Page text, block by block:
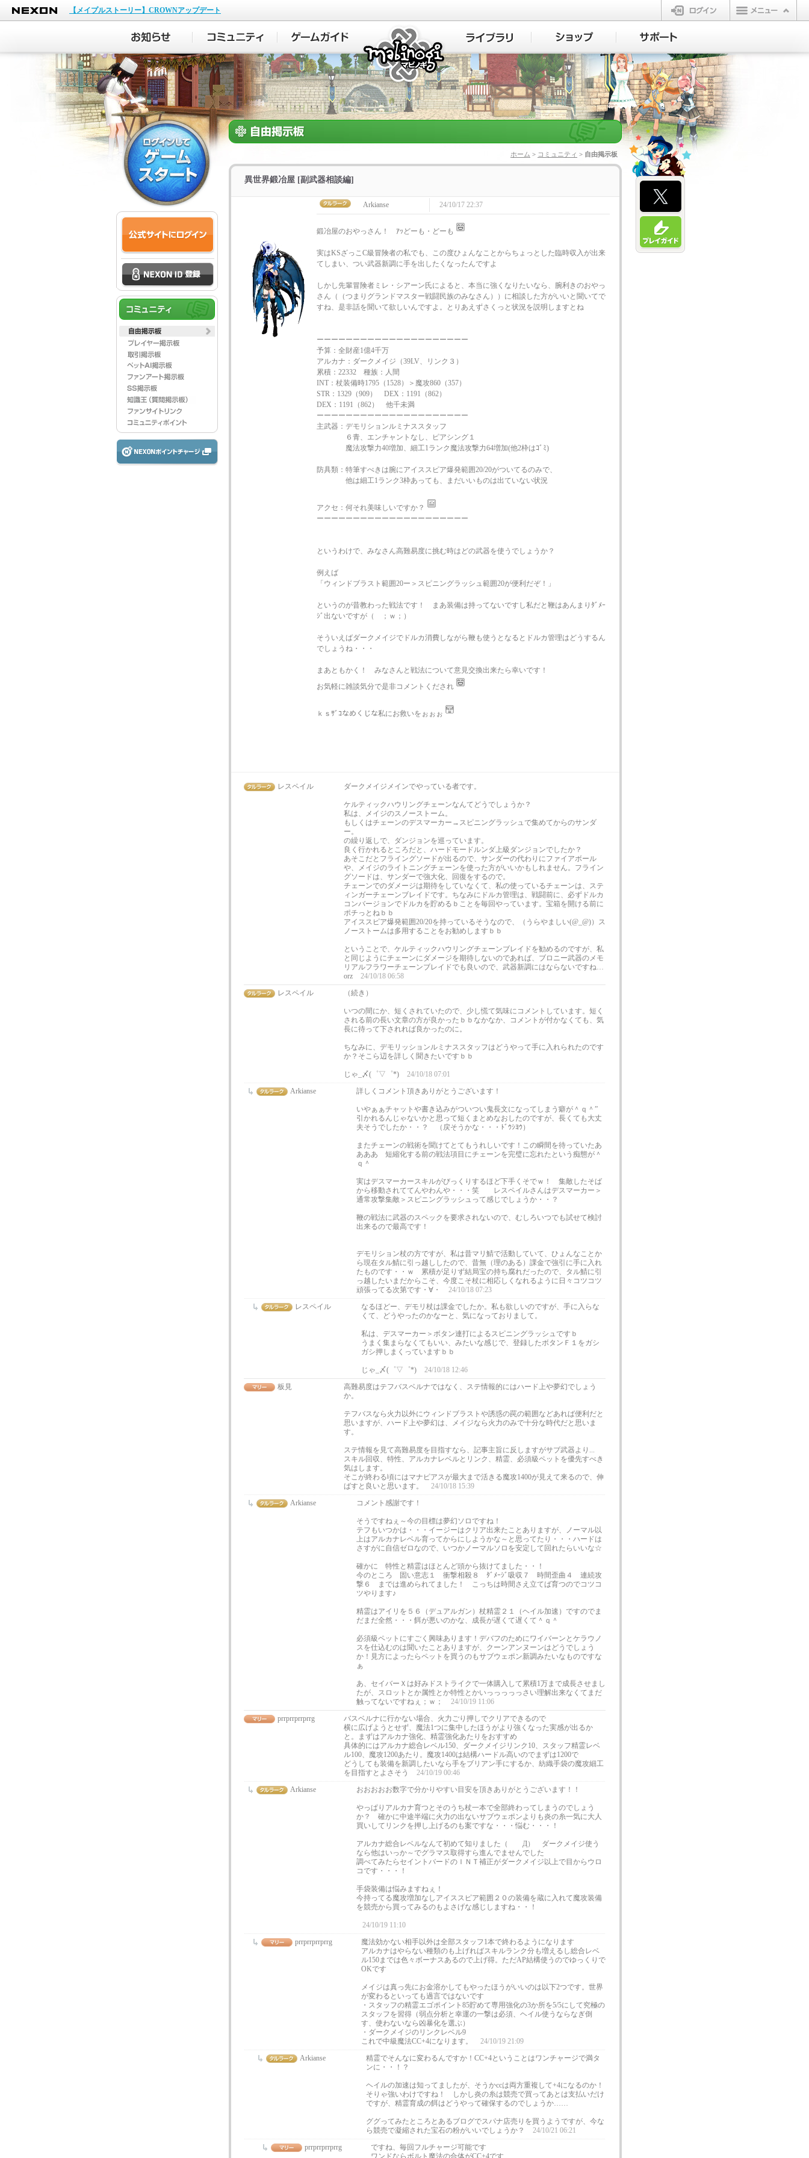
NEXON
【メイプルストーリー】CROWNアップデート
ログイン
マビノギ
ホーム > コミュニティ > 自由掲示板
異世界鍛冶屋 [副武器相談編]
Arkianse 24/10/17 22:37
鍛冶屋のおやっさん！ ｱｯどーも・どーも
実はKSざっこC級冒険者の私でも、この度ひょんなことからちょっとした臨時収入が出来
てしまい、つい武器新調に手を出したくなったんですよ
しかし先輩冒険者ミレ・シアーン氏によると、本当に強くなりたいなら、腕利きのおやっ
さん（（つまりグランドマスター戦闘民族のみなさん））に相談した方がいいと聞いてで
すね、是非話を聞いて欲しいんですよ。とりあえずさくっと状況を説明しますとね
ーーーーーーーーーーーーーーーーーーーーー
予算：全財産1億4千万
アルカナ：ダークメイジ（39LV、リンク３）
累積：22332 種族：人間
INT：杖装備時1795（1528）＞魔攻860（357）
STR：1329（909） DEX：1191（862）
DEX：1191（862） 他千未満
ーーーーーーーーーーーーーーーーーーーーー
主武器：デモリションルミナススタッフ
６青、エンチャントなし、ピアシング１
魔法攻撃力40増加、細工1ランク魔法攻撃力64増加(他2枠はｺﾞﾐ)
防具類：特筆すべきは腕にアイススピア爆発範囲20/20がついてるのみで、
他は細工1ランク3枠あっても、まだいいものは出ていない状況
アクセ：何それ美味しいですか？
ーーーーーーーーーーーーーーーーーーーーー
というわけで、みなさん高難易度に挑む時はどの武器を使うでしょうか？
例えば
「ウィンドブラスト範囲20ー＞スピニングラッシュ範囲20が便利だぞ！」
というのが昔教わった戦法です！ まあ装備は持ってないですし私だと鞭はあんまりﾀﾞﾒｰ
ｼﾞ出ないですが（ ；ｗ；）
そういえばダークメイジでドルカ消費しながら鞭も使うとなるとドルカ管理はどうするん
でしょうね・・・
まあともかく！ みなさんと戦法について意見交換出来たら幸いです！
お気軽に雑談気分で是非コメントくだされ
ｋｓｻﾞｺなめくじな私にお救いをぉぉぉ
レスペイル ダークメイジメインでやっている者です。
ケルティックハウリングチェーンなんてどうでしょうか？
私は、メイジのスノーストーム。
もしくはチェーンのデスマーカー→スピニングラッシュで集めてからのサンダ
ー。
の繰り返しで、ダンジョンを巡っています。
良く行かれるところだと、ハードモードルンダ上級ダンジョンでしたか？
あそこだとフライングソードが出るので、サンダーの代わりにファイアボール
や、メイジのライトニングチェーンを使った方がいいかもしれません。フライン
グソードは、サンダーで強大化、回復をするので。
チェーンでのダメージは期待をしていなくて、私の使っているチェーンは、ステ
ィンガーチェーンブレイドです。ちなみにドルカ管理は、戦闘前に、必ずドルカ
コンバージョンでドルカを貯めるｂことを毎回やっています。宝箱を開ける前に
ポチっとねｂｂ
アイススピア爆発範囲20/20を持っているそうなので、（うらやましい(@_@)）ス
ノーストームは多用することをお勧めしますｂｂ
ということで、ケルティックハウリングチェーンブレイドを勧めるのですが、私
と同じようにチェーンにダメージを期待しないのであれば、ブロニー武器のメモ
リアルフラワーチェーンブレイドでも良いので、武器新調にはならないですね…
orz
24/10/18 06:58
レスペイル
（続き）
いつの間にか、短くされていたので、少し慌て気味にコメントしています。短く
される前の長い文章の方が良かったｂｂなかなか、コメントが付かなくても、気
長に待って下されれば良かったのに。
ちなみに、デモリッションルミナススタッフはどうやって手に入れられたのです
か？そこら辺を詳しく聞きたいですｂｂ
じゃ_〆(゜▽゜*)
24/10/18 07:01
Arkianse
詳しくコメント頂きありがとうございます！
いやぁぁチャットや書き込みがついつい鬼長文になってしまう癖が＾ｑ＾”
引かれるんじゃないかと思って短くまとめなおしたのですが、長くても大丈
夫そうでしたか・・？ （戻そうかな・・・ﾄﾞｳｼﾖｳ）
またチェーンの戦術を聞けてとてもうれしいです！この瞬間を待っていたあ
あああ 短縮化する前の戦法項目にチェーンを完璧に忘れたという痴態が＾
ｑ＾
実はデスマーカースキルがびっくりするほど下手くそでｗ！ 集敵したそば
から移動されててんやわんや・・・笑 レスペイルさんはデスマーカー＞
通常攻撃集敵＞スピニングラッシュって感じでしょうか・・？
鞭の戦法に武器のスペックを要求されないので、むしろいつでも試せて検討
出来るので最高です！
デモリション杖の方ですが、私は昔マリ鯖で活動していて、ひょんなことか
ら現在タル鯖に引っ越ししたので、昔無（理のある）課金で強引に手に入れ
たものです・・ｗ 累積が足りず結局宝の持ち腐れだったので、タル鯖に引
っ越したいまだからこそ、今度こそ杖に相応しくなれるように日々コツコツ
頑張ってる次第です・∀・
24/10/18 07:23
レスペイル
なるほどー、デモリ杖は課金でしたか。私も欲しいのですが、手に入らな
くて、どうやったのかなーと、気になっておりまして。
私は、デスマーカー＞ボタン連打によるスピニングラッシュですｂ
うまく集まらなくてもいい、みたいな感じで、登録したボタンＦ１をガシ
ガシ押しまくっていますｂｂ
じゃ_〆(゜▽゜*)
24/10/18 12:46
板見
高難易度はテフバスベルナではなく、ステ情報的にはハード上や夢幻でしょう
か。
テフバスなら火力以外にウィンドブラストや誘惑の罠の範囲などあれば便利だと
思いますが、ハード上や夢幻は、メイジなら火力のみで十分な時代だと思いま
す。
ステ情報を見て高難易度を目指すなら、記事主旨に反しますがサブ武器より...
スキル回収、特性、アルカナレベルとリンク、精霊、必須級ペットを優先すべき
気はします。
そこが終わる頃にはマナピアスが最大まで活きる魔攻1400が見えて来るので、伸
ばすと良いと思います。
24/10/18 15:39
Arkianse
コメント感謝です！
そうですねぇ～今の目標は夢幻ソロですね！
テフもいつかは・・・イージーはクリア出来たことありますが、ノーマル以
上はアルカナレベル育ってからにしようかな～と思ってたり・・・ハードは
さすがに自信ゼロなので、いつかノーマルソロを安定して回れたらいいな☆
確かに 特性と精霊はほとんど頭から抜けてました・・！
今のところ 固い意志１ 衝撃相殺８ ﾀﾞﾒｰｼﾞ吸収７ 時間歪曲４ 連続攻
撃６ までは進められてました！ こっちは時間さえ立てば育つのでコツコ
ツやります♪
精霊はアイリを５６（デュアルガン）杖精霊２１（ヘイル加速）ですのでま
だまだ全然・・・餌が悪いのかな、成長が遅くて遅くて＾ｑ＾
必須級ペットにすごく興味あります！デバフのためにワイバーンとケラウノ
スを仕込むのは聞いたことありますが、クーンアンヌーンはどうでしょう
か！見方によったらペットを買うのもサブウェポン新調みたいなものですな
ぁ
あ、セイバーＸは好みドストライクで一体購入して累積1万まで成長させまし
たが、スロットとか属性とか特性とかいっっっっっさい理解出来なくてまだ
触ってないですねぇ；ｗ；
24/10/19 11:06
prrprrprrprrg
バスベルナに行かない場合、火力ごり押しでクリアできるので
横に広げようとせず、魔法1つに集中したほうがより強くなった実感が出るか
と。まずはアルカナ強化、精霊強化あたりをおすすめ
具体的にはアルカナ総合レベル150、ダークメイジリンク10、スタッフ精霊レベ
ル100、魔攻1200あたり。魔攻1400は結構ハードル高いのでまずは1200で
どうしても装備を新調したいなら手をブリアン手にするか、紡織手袋の魔攻細工
を目指すとよさそう
24/10/19 00:46
Arkianse
おおおおお数字で分かりやすい目安を頂きありがとうございます！！
やっぱりアルカナ育つとそのうち杖一本で全部終わってしまうのでしょう
か？ 確かに中途半端に火力の出ないサブウェポンよりも炎の糸一気に大人
買いしてリンクを押し上げるのも案ですな・・・悩む・・・！
アルカナ総合レベルなんて初めて知りました（ Д） ダークメイジ使う
なら他はいっか～でグラマス取得すら進んでませんでした
調べてみたらセイントバードのＩＮＴ補正がダークメイジ以上で目からウロ
コです・・・！
手袋装備は悩みますねぇ！
今持ってる魔攻増加なしアイススピア範囲２０の装備を蔵に入れて魔攻装備
を競売から買ってみるのもよさげな感じしますね・・！
24/10/19 11:10
prrprrprrprrg
魔法効かない相手以外は全部スタッフ1本で終わるようになります
アルカナはやらない種類のも上げればスキルランク分も増えるし総合レベ
ル150までは色々ボーナスあるので上げ得。ただAP結構使うのでゆっくりで
OKです
メイジは真っ先にお金溶かしてもやったほうがいいのは以下2つです。世界
が変わるといっても過言ではないです
・スタッフの精霊エゴポイント85貯めて専用強化の3か所を5/5にして究極の
スタッフを習得（弱点分析と幸運の一撃は必須、ヘイル使うならなぎ倒
す、使わないなら凶暴化を選ぶ）
・ダークメイジのリンクレベル9
これで中級魔法CC+4になります。
24/10/19 21:09
Arkianse
精霊でそんなに変わるんですか！CC+4ということはワンチャージで満タ
ンに・・！？
ヘイルの加速は知ってましたが、そうかccは両方重複して+4になるのか！
そりゃ強いわけですね！ しかし炎の糸は競売で買ってあとは支払いだけ
ですが、精霊育成の餌はどうやって確保するのでしょうか……
ググってみたところとあるブログでスパナ店売りを買うようですが、今な
ら競売で凝縮された宝石の粉がいいでしょうか？
24/10/21 06:21
prrprrprrprrg
ですね、毎回フルチャージ可能です
ワンドならボルト魔法の合体がCC+4です